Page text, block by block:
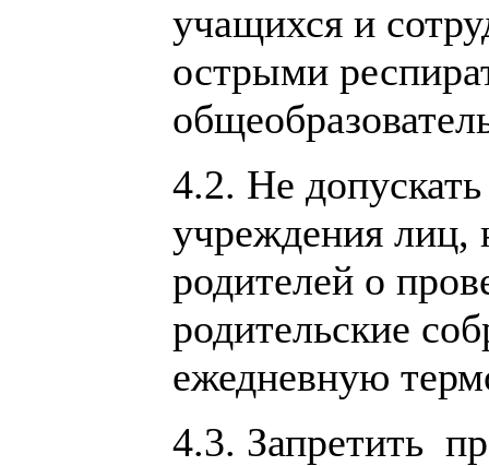
учащихся и
острыми
4.2. Не
учреждения
родителей о
родительские
ежедневную
4.3. Запретить